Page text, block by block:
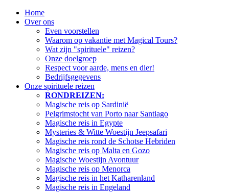
Home
Over ons
Even voorstellen
Waarom op vakantie met Magical Tours?
Wat zijn "spirituele" reizen?
Onze doelgroep
Respect voor aarde, mens en dier!
Bedrijfsgegevens
Onze spirituele reizen
RONDREIZEN:
Magische reis op Sardinië
Pelgrimstocht van Porto naar Santiago
Magische reis in Egypte
Mysteries & Witte Woestijn Jeepsafari
Magische reis rond de Schotse Hebriden
Magische reis op Malta en Gozo
Magische Woestijn Avontuur
Magische reis op Menorca
Magische reis in het Katharenland
Magische reis in Engeland